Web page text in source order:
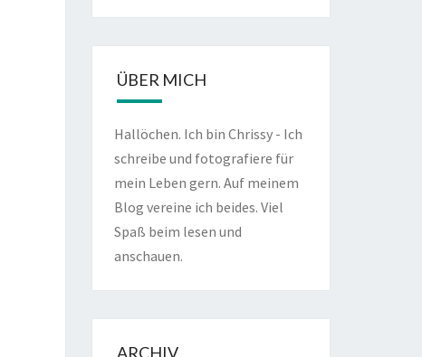
ÜBER MICH
Hallöchen. Ich bin Chrissy - Ich
schreibe und fotografiere für
mein Leben gern. Auf meinem
Blog vereine ich beides. Viel
Spaß beim lesen und
anschauen.
ARCHIV